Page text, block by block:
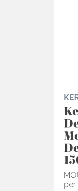
per